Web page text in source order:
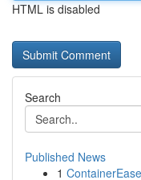
HTML is disabled
Search
Published News
1